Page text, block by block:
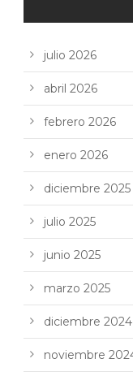
julio 2026
abril 2026
febrero 2026
enero 2026
diciembre 2025
julio 2025
junio 2025
marzo 2025
diciembre 2024
noviembre